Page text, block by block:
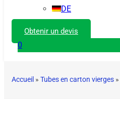
DE
Obtenir un devis
0
Accueil » Tubes en carton vierges »